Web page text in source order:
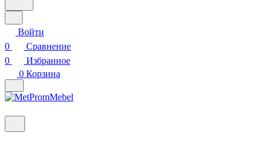
Войти
0
Сравнение
0
Избранное
0 Корзина